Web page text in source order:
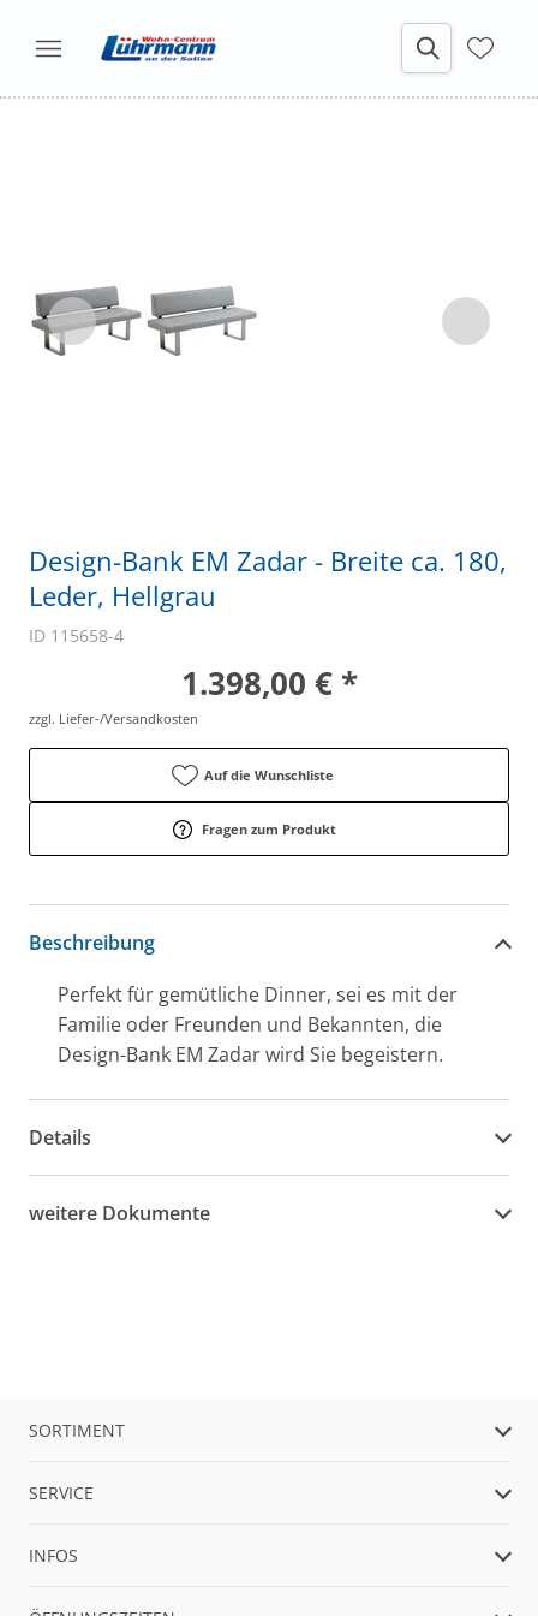
Design-Bank EM Zadar - Breite ca. 180,
Leder, Hellgrau
ID 115658-4
1.398,00 € *
zzgl. Liefer-/Versandkosten
Auf die Wunschliste
Fragen zum Produkt
Beschreibung
Perfekt für gemütliche Dinner, sei es mit der
Familie oder Freunden und Bekannten, die
Design-Bank EM Zadar wird Sie begeistern.
Details
weitere Dokumente
SORTIMENT
SERVICE
INFOS